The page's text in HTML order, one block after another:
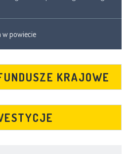
w powiecie
KRAJOWE